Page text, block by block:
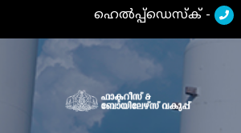
ഹെൽപ്പ്ഡെസ്ക് -